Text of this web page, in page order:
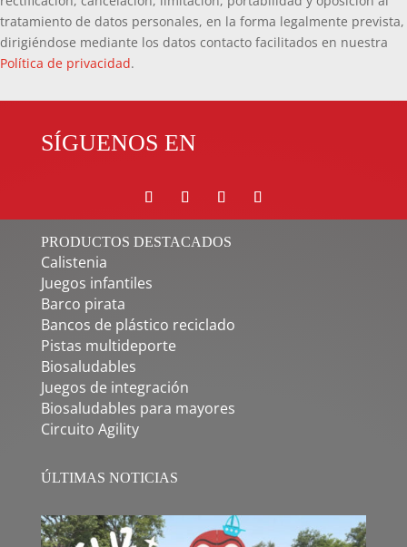
tratamiento de datos personales, en la forma legalmente prevista,
dirigiéndose mediante los datos contacto facilitados en nuestra
Política de privacidad.
SÍGUENOS EN
PRODUCTOS DESTACADOS
Calistenia
Juegos infantiles
Barco pirata
Bancos de plástico reciclado
Pistas multideporte
Biosaludables
Juegos de integración
Biosaludables para mayores
Circuito Agility
ÚLTIMAS NOTICIAS